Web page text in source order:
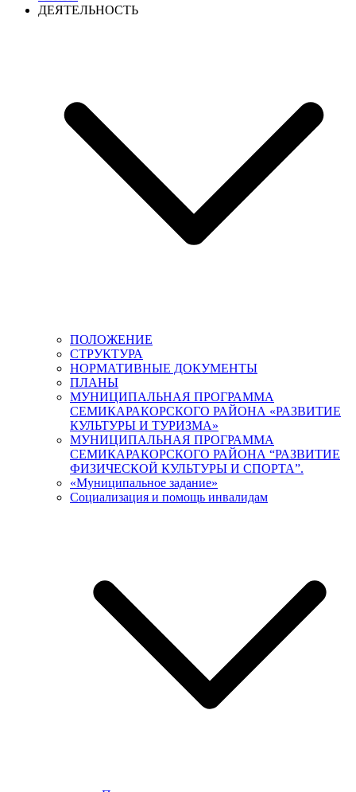
ДЕЯТЕЛЬНОСТЬ
ПОЛОЖЕНИЕ
СТРУКТУРА
НОРМАТИВНЫЕ ДОКУМЕНТЫ
ПЛАНЫ
МУНИЦИПАЛЬНАЯ ПРОГРАММА
СЕМИКАРАКОРСКОГО РАЙОНА «РАЗВИТИЕ
КУЛЬТУРЫ И ТУРИЗМА»
МУНИЦИПАЛЬНАЯ ПРОГРАММА
СЕМИКАРАКОРСКОГО РАЙОНА “РАЗВИТИЕ
ФИЗИЧЕСКОЙ КУЛЬТУРЫ И СПОРТА”.
«Муниципальное задание»
Социализация и помощь инвалидам